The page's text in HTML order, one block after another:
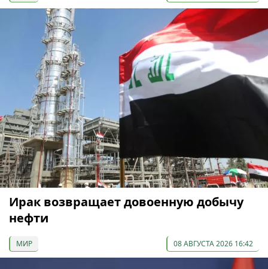
Ирак возвращает довоенную добычу
нефти
МИР 08 АВГУСТА 2026 16:42